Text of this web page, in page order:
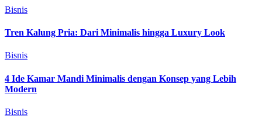
Bisnis
Tren Kalung Pria: Dari Minimalis hingga Luxury Look
Bisnis
4 Ide Kamar Mandi Minimalis dengan Konsep yang Lebih
Modern
Bisnis